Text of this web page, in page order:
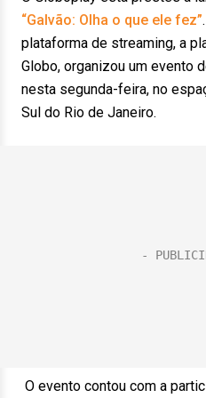
“Galvão: Olha o que ele fez”
plataforma de streaming, a
Globo, organizou um evento
nesta segunda-feira, no
Sul do Rio de Janeiro.
O evento contou com a